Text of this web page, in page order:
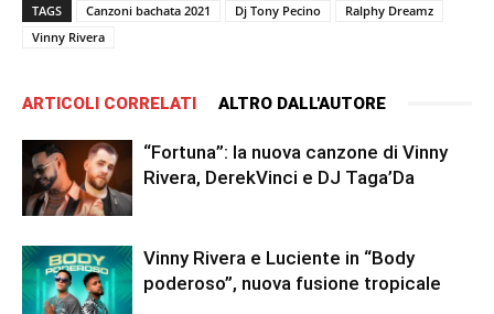
TAGS Canzoni bachata 2021 Dj Tony Pecino
Ralphy Dreamz
Vinny Rivera
ARTICOLI CORRELATI ALTRO DALL'AUTORE
“Fortuna”: la nuova canzone di Vinny
Rivera, DerekVinci e DJ Taga’Da
Vinny Rivera e Luciente in “Body
poderoso”, nuova fusione tropicale